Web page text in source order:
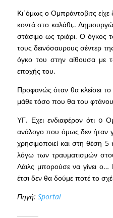
Κι΄όμως ο Ομπράντοβιτς είχε
κοντά στο καλάθι,.
στάσιμο ως τριάρι. Ο όγκος
τους δεινόσαυρους σέντερ
όγκο του στην αίθουσα με
εποχής του.
Προφανώς όταν θα κλείσει
μάθε τόσο που θα του
ΥΓ. Εχει ενδιαφέρον ότι o
ανάλογο που όμως δεν ήταν
χρησιμοποιεί και στη θέση
λόγω των τραυματισμών
Λάιλς μπορούσε να γίνει
έτσι δεν θα δούμε ποτέ το
Πηγή: Sportal